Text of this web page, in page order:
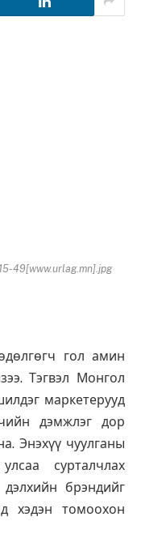
49[www.urlag.mn].jpg
гол амин
Тэгвэл Монгол
маркетерууд
дэмжлэг дор
Энэхүү чуулганы
сурталчлах
дэлхийн брэндийг
хэдэн томоохон